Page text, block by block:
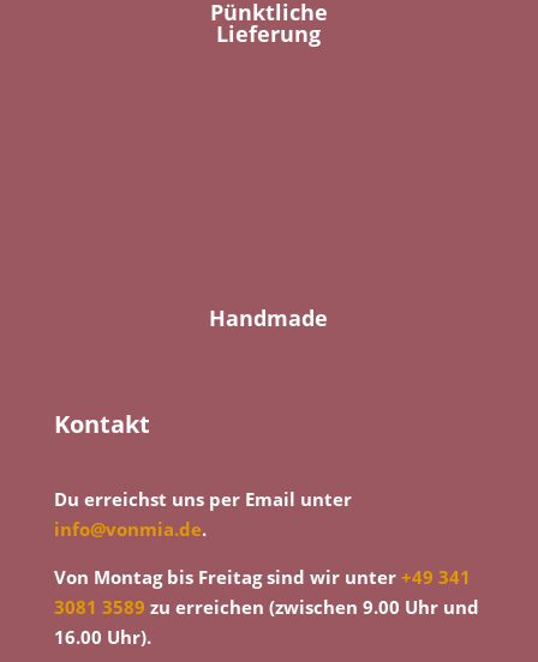
Pünktliche
Lieferung
Handmade
Kontakt
Du erreichst uns per Email unter
info@vonmia.de.
Von Montag bis Freitag sind wir unter +49 341
3081 3589 zu erreichen (zwischen 9.00 Uhr und
16.00 Uhr).